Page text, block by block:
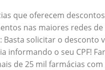
que oferecem
nas maiores redes
Basta solicitar o desconto
informando o seu CPF!
de 25 mil farmácias